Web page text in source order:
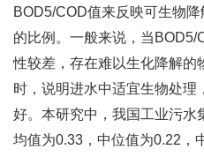
BOD5/COD值来反映可生物
的比例。一般来说，当
性较差，存在难以生化降解的
时，说明进水中适宜生物处理
好。本研究中，我国工业污水
均值为0.33，中位值为0.22，